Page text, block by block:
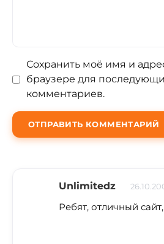
Сохранить моё имя и
браузере для
комментариев.
Unlimitedz
Ребят, отличный